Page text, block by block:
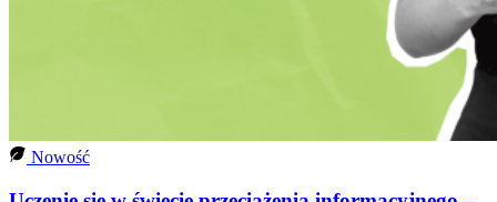
Nowość